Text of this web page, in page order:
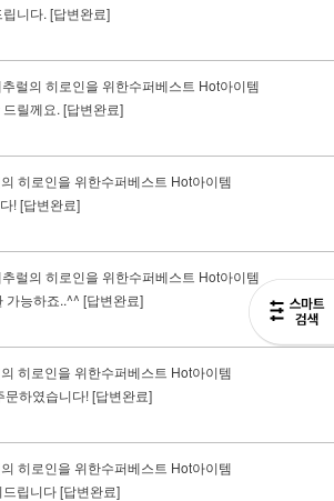
니다. [답변완료]
럴의 히로인을 위한수퍼베스트 Hot아이템
릴께요. [답변완료]
히로인을 위한수퍼베스트 Hot아이템
![답변완료]
럴의 히로인을 위한수퍼베스트 Hot아이템
가능하죠..^^ [답변완료]
히로인을 위한수퍼베스트 Hot아이템
문하였습니다![답변완료]
히로인을 위한수퍼베스트 Hot아이템
립니다[답변완료]